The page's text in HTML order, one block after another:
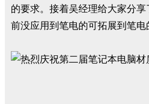
的要求。接着吴经理给大家分享
前没应用到笔电的可拓展到笔电